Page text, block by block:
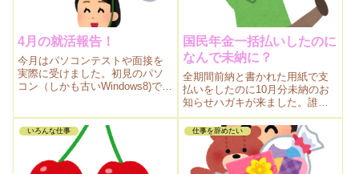
4月の就活報告！
今月はパソコンテストや面接を
実際に受けました。初見のパソ
コン（しかも古いWindows8)での
がちょっとわかりました。
国民年金一括払いしたのに
なんで未納に？
全期間前納と書かれた用紙で支
払いをしたのに10月分未納のお
知らせハガキが来ました。誰の
ミス？役所？年金事務所？ま、
私の見落としなんだけど。全納
と前納は違うのか。落とし穴に
みなさんが落ちないようブログ
に書きます。
いろんな仕事 仕事を辞めたい